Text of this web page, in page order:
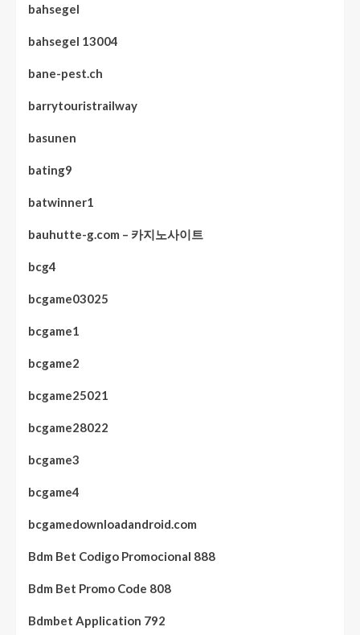
bahsegel
bahsegel 13004
bane-pest.ch
barrytouristrailway
basunen
bating9
batwinner1
bauhutte-g.com – 카지노사이트
bcg4
bcgame03025
bcgame1
bcgame2
bcgame25021
bcgame28022
bcgame3
bcgame4
bcgamedownloadandroid.com
Bdm Bet Codigo Promocional 888
Bdm Bet Promo Code 808
Bdmbet Application 792